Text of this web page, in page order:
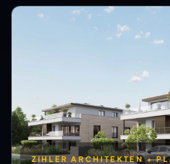
ZIHLER ARCHITEKTEN +